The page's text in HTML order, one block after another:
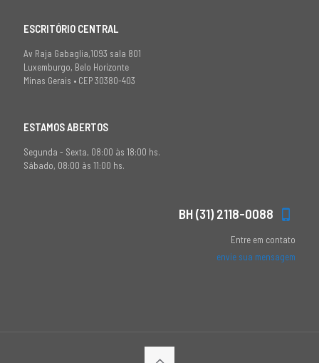
ESCRITÓRIO CENTRAL
Av Raja Gabaglia,1093 sala 801
Luxemburgo, Belo Horizonte
Minas Gerais • CEP 30380-403
ESTAMOS ABERTOS
Segunda - Sexta, 08:00 às 18:00 hs.
Sábado, 08:00 às 11:00 hs.
BH (31) 2118-0088
Entre em contato
envie sua mensagem